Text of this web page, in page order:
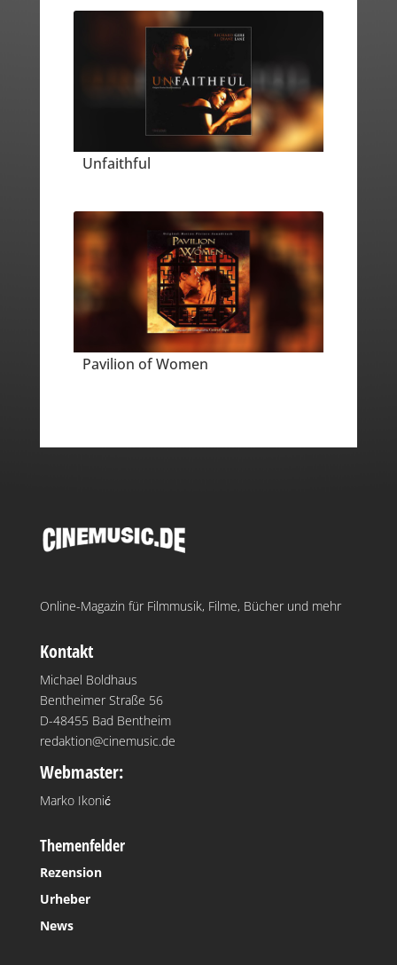
Unfaithful
Pavilion of Women
Online-Magazin für Filmmusik, Filme, Bücher und mehr
Kontakt
Michael Boldhaus
Bentheimer Straße 56
D-48455 Bad Bentheim
redaktion@cinemusic.de
Webmaster:
Marko Ikonić
Themenfelder
Rezension
Urheber
News